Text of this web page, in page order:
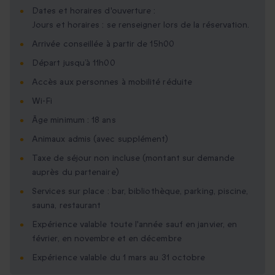
Dates et horaires d'ouverture :
Jours et horaires : se renseigner lors de la réservation.
Arrivée conseillée à partir de 15h00
Départ jusqu’à 11h00
Accès aux personnes à mobilité réduite
Wi-Fi
Âge minimum : 18 ans
Animaux admis (avec supplément)
Taxe de séjour non incluse (montant sur demande
auprès du partenaire)
Services sur place : bar, bibliothèque, parking, piscine,
sauna, restaurant
Expérience valable toute l'année sauf en janvier, en
février, en novembre et en décembre
Expérience valable du 1 mars au 31 octobre